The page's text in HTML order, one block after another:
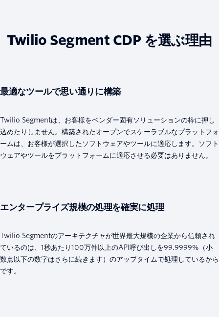
Twilio Segment CDP を選ぶ理由
最適なツールで思い通りに構築
Twilio Segmentは、お客様をベンダー固有ソリューションの枠に押し
込めたりしません。構築されたオープンでスケーラブルなプラットフォ
ームは、お客様が選択したソフトウェアやツールに適応します。ソフト
ウェアやツールをプラットフォームに適応させる必要はありません。
エンタープライズ規模の処理を確実に処理
Twilio Segmentのアーキテクチャが世界最大規模の企業から信頼され
ているのは、1秒あたり100万件以上のAPI呼び出しを99.9999%（小
数点以下の数字はさらに続きます）のアップタイムで処理しているから
です。